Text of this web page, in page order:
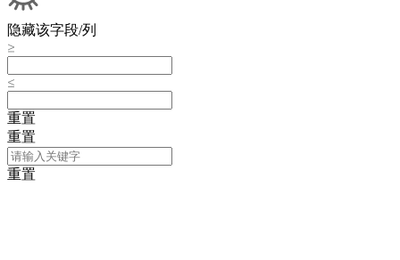
隐藏该字段/列
重置
重置
重置